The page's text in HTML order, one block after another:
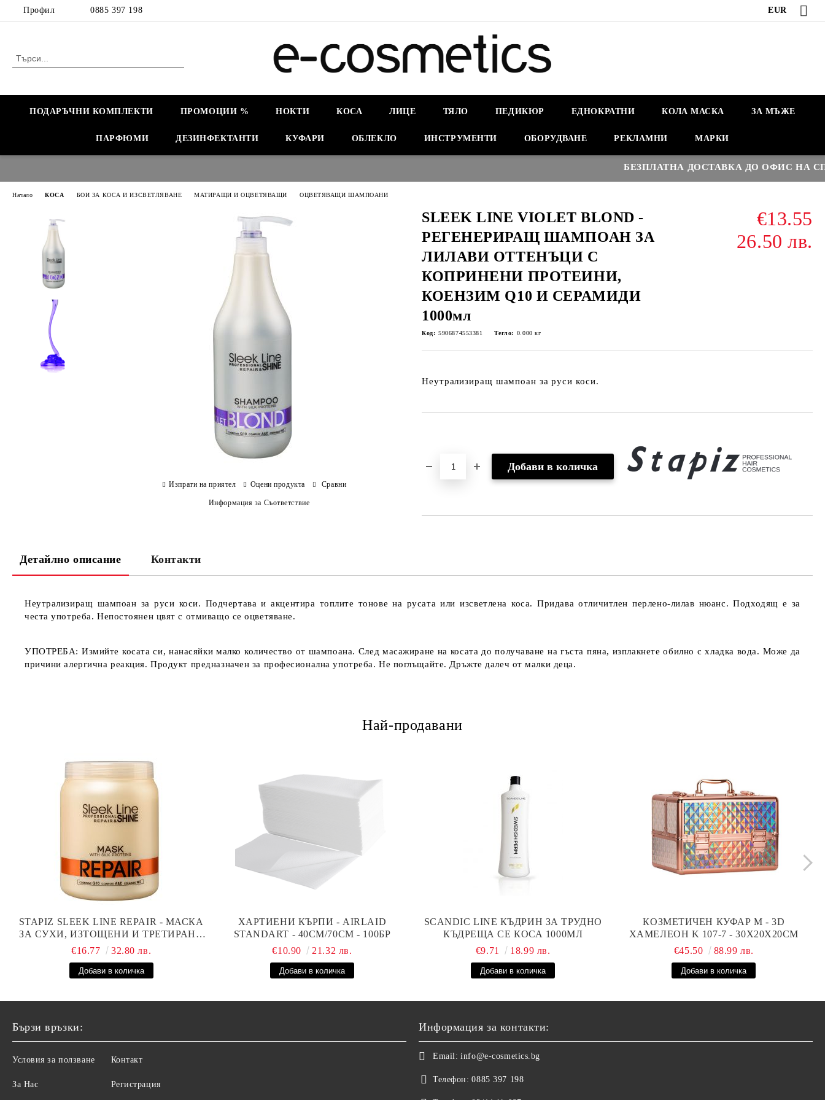
Профил 0885 397 198 EUR
ПОДАРЪЧНИ КОМПЛЕКТИ ПРОМОЦИИ % НОКТИ КОСА ЛИЦЕ ТЯЛО ПЕДИКЮР ЕДНОКРАТНИ КОЛА МАСКА ЗА МЪЖЕ
ПАРФЮМИ ДЕЗИНФЕКТАНТИ КУФАРИ ОБЛЕКЛО ИНСТРУМЕНТИ ОБОРУДВАНЕ РЕКЛАМНИ МАРКИ
БЕЗПЛАТНА ДОСТАВКА ДО ОФИС НА
Начало КОСА БОИ ЗА КОСА И ИЗСВЕТЛЯВАНЕ МАТИРАЩИ И ОЦВЕТЯВАЩИ ОЦВЕТЯВАЩИ ШАМПОАНИ
SLEEK LINE VIOLET BLOND -
РЕГЕНЕРИРАЩ ШАМПОАН ЗА
ЛИЛАВИ ОТТЕНЪЦИ С
КОПРИНЕНИ ПРОТЕИНИ,
КОЕНЗИМ Q10 И СЕРАМИДИ
1000мл
€13.55
26.50 лв.
Код: 5906874553381 Тегло: 0.000 кг
Неутрализиращ шампоан за руси коси.
Изпрати на приятел Оцени продукта Сравни
Информация за Съответствие
Детайлно описание Контакти
Неутрализиращ шампоан за руси коси. Подчертава и акцентира топлите тонове на русата или изсветлена коса. Придава отличитлен перлено-лилав нюанс. Подходящ е за
честа употреба. Непостоянен цвят с отмиващо се оцветяване.
УПОТРЕБА: Измийте косата си, нанасяйки малко количество от шампоана. След масажиране на косата до получаване на гъста пяна, изплакнете обилно с хладка вода. Може да
причини алергична реакция. Продукт предназначен за професионална употреба. Не поглъщайте. Дръжте далеч от малки деца.
Най-продавани
STAPIZ SLEEK LINE REPAIR - МАСКА
ЗА СУХИ, ИЗТОЩЕНИ И ТРЕТИРАНИ
КОСИ С КОПРИНЕНИ ПРОТЕИНИ,
€16.77 32.80 лв.
ХАРТИЕНИ КЪРПИ - AIRLAID
STANDART - 40СМ/70СМ - 100БР
€10.90
21.32 лв.
SCANDIC LINE КЪДРИН ЗА ТРУДНО
КЪДРЕЩА СЕ КОСА 1000МЛ
€9.71
18.99 лв.
КОЗМЕТИЧЕН КУФАР М - 3D
ХАМЕЛЕОН K 107-7 - 30X20X20СМ
€45.50
88.99 лв.
Бързи връзки:
Условия за ползване
За Нас
Контакт
Регистрация
Информация за контакти:
Email: info@e-cosmetics.bg
Телефон: 0885 397 198